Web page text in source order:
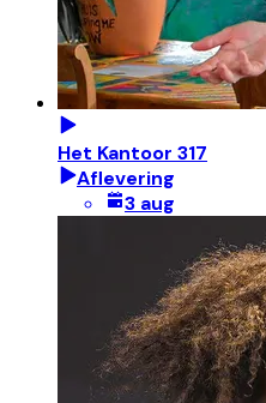
Het Kantoor 317
Aflevering
3 aug